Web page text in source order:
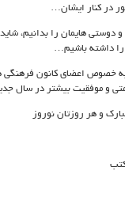
در کنار ایشان…
دوستی هایمان را بدانیم،
را داشته باشیم…
خصوص اعضای کانون فرهنگی
و موفقیت بیشتر در سال
و هر روزتان نوروز